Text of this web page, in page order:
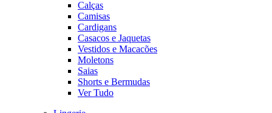
Calças
Camisas
Cardigans
Casacos e Jaquetas
Vestidos e Macacões
Moletons
Saias
Shorts e Bermudas
Ver Tudo